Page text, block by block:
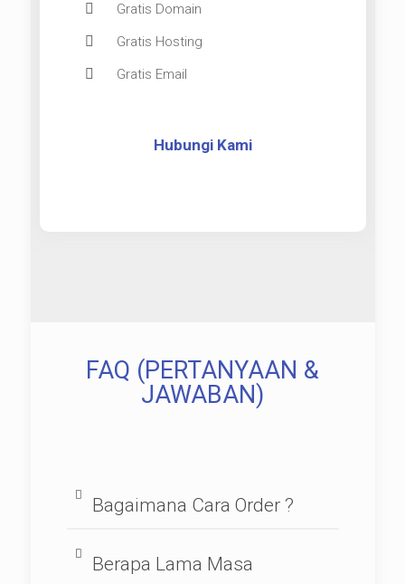
Gratis Domain
Gratis Hosting
Gratis Email
Hubungi Kami
FAQ (PERTANYAAN &
JAWABAN)
Bagaimana Cara Order ?
Berapa Lama Masa